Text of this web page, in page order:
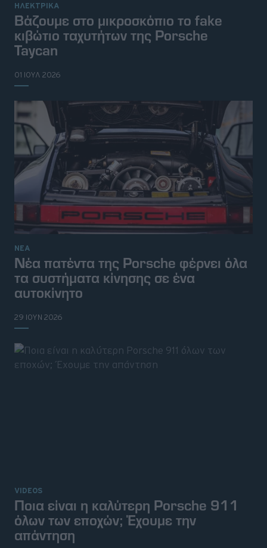
ΗΛΕΚΤΡΙΚΑ
Βάζουμε στο μικροσκόπιο το fake
κιβώτιο ταχυτήτων της Porsche
Taycan
01 ΙΟΥΛ 2026
ΝΕΑ
Νέα πατέντα της Porsche φέρνει όλα
τα συστήματα κίνησης σε ένα
αυτοκίνητο
29 ΙΟΥΝ 2026
VIDEOS
Ποια είναι η καλύτερη Porsche 911
όλων των εποχών; Έχουμε την
απάντηση